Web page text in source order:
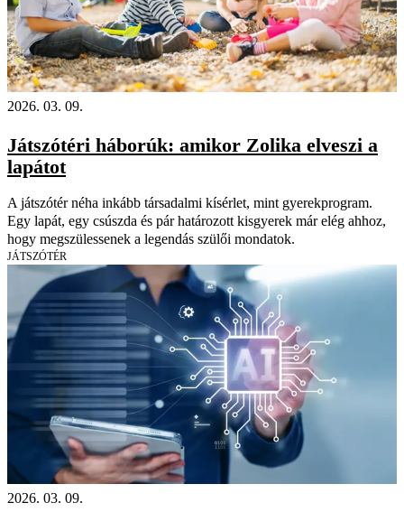
2026. 03. 09.
Játszótéri háborúk: amikor Zolika elveszi a
lapátot
A játszótér néha inkább társadalmi kísérlet, mint gyerekprogram.
Egy lapát, egy csúszda és pár határozott kisgyerek már elég ahhoz,
hogy megszülessenek a legendás szülői mondatok.
JÁTSZÓTÉR
2026. 03. 09.